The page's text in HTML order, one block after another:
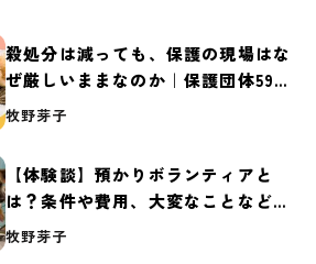
殺処分は減っても、保護の現場はな
ぜ厳しいままなのか｜保護団体59団
体の実態調査【保護犬・保護猫白書
牧野芽子
【体験談】預かりボランティアと
は？条件や費用、大変なことなど紹
介
牧野芽子